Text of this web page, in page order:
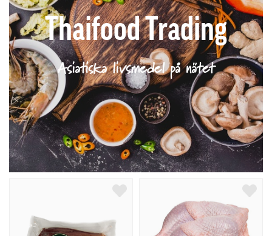
Thaifood Trading
Asiatiska livsmedel på nätet